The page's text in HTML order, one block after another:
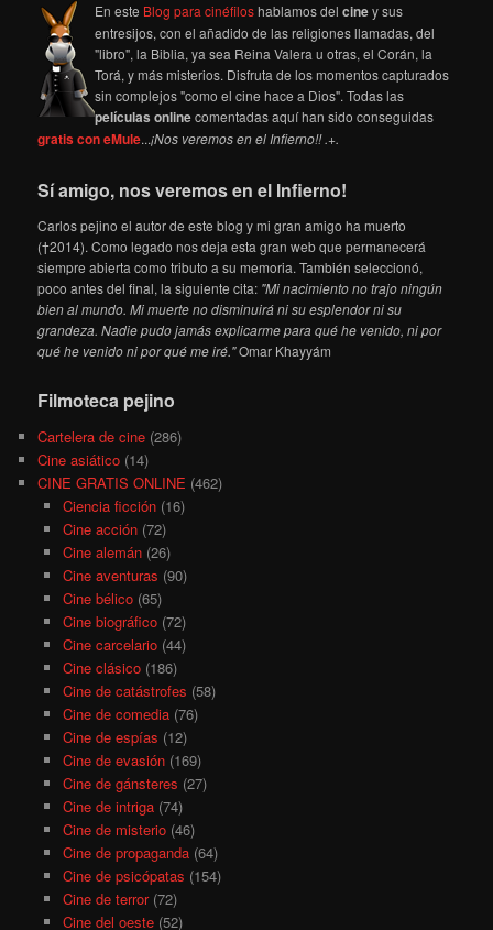
En este Blog para cinéfiloshablamos delciney sus
entresijos, con el añadido de las religiones llamadas, del
"libro", la Biblia, ya sea Reina Valera u otras, el Corán, la
Torá, y más misterios. Disfruta de los momentos capturados
sin complejos "como el cine hace a Dios". Todas las
películas onlinecomentadas aquí han sido conseguidas
gratis con eMule...¡Nos veremos en el Infierno!! .+.
Sí amigo, nos veremos en el Infierno!
Carlos pejino el autor de este blog y mi gran amigo ha muerto
(†2014). Como legado nos deja esta gran web que permanecerá
siempre abierta como tributo a su memoria. También seleccionó,
poco antes del final, la siguiente cita: "Mi nacimiento no trajo ningún
bien al mundo. Mi muerte no disminuirá ni su esplendor ni su
grandeza. Nadie pudo jamás explicarme para qué he venido, ni por
qué he venido ni por qué me iré."Omar Khayyám
Filmoteca pejino
Cartelera de cine (286)
Cine asiático (14)
CINE GRATIS ONLINE (462)
Ciencia ficción(16)
Cine acción(72)
Cine alemán(26)
Cine aventuras (90)
Cine bélico(65)
Cine biográfico(72)
Cine carcelario(44)
Cine clásico(186)
Cine de catástrofes (58)
Cine de comedia(76)
Cine de espías (12)
Cine de evasión(169)
Cine de gánsteres (27)
Cine de intriga(74)
Cine de misterio(46)
Cine de propaganda(64)
Cine de psicópatas (154)
Cine de terror(72)
Cine del oeste(52)